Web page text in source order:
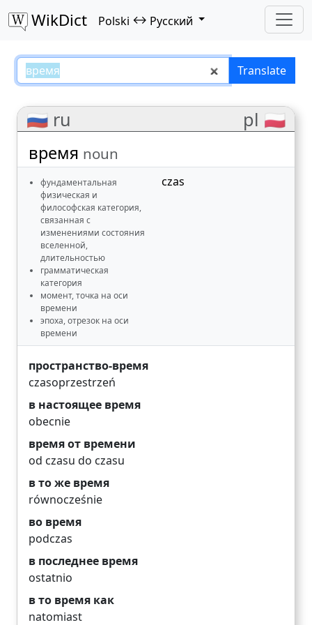
WikDict Polski ↔ Русский
время – Polski–РусскийTranslate
🇷🇺 ru pl 🇵🇱
время noun
фундаментальная
физическая и
философская категория,
связанная с
изменениями состояния
вселенной,
длительностью
грамматическая
категория
момент, точка на оси
времени
эпоха, отрезок на оси
времени
czas
пространство-время
czasoprzestrzeń
в настоящее время
obecnie
время от времени
od czasu do czasu
в то же время
równocześnie
во время
podczas
в последнее время
ostatnio
в то время как
natomiast